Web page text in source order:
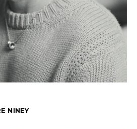
NINEY